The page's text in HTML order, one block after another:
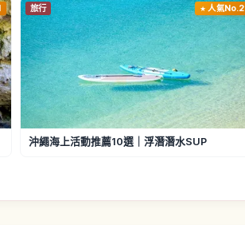
旅行 人氣No.2
沖繩海上活動推薦10選｜浮潛潛水SUP